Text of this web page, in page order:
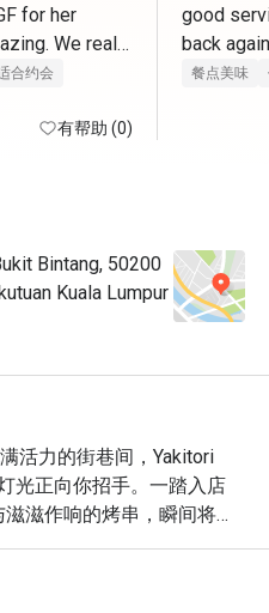
for her
We really
we ordered.
and a
! Definitely
合约会
有帮助 (0)
good
餐点美味
Bintang, 50200
Kuala Lumpur
活力的街巷间，Yakitori
光正向你招手。一踏入店
滋作响的烤串，瞬间将你
的热络交谈声、清酒杯规
扇着炉火的身影，共同交
深受本地人喜爱的宝藏小